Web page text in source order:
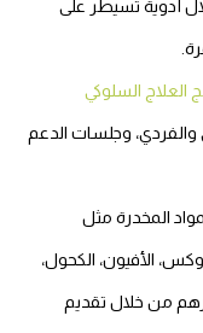
أدوية تسيطر على
العلاج السلوكي
والفردي، وجلسات الدعم
المخدرة مثل
الأفيون، الكحول،
من خلال تقديم